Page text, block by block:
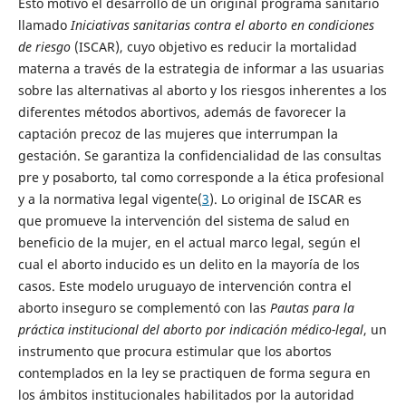
llamadoIniciativas sanitarias contra el aborto en condiciones
de riesgo(ISCAR), cuyo objetivo es reducir la mortalidad
materna a través de la estrategia de informar a las usuarias
sobre las alternativas al aborto y los riesgos inherentes a los
diferentes métodos abortivos, además de favorecer la
captación precoz de las mujeres que interrumpan la
gestación. Se garantiza la confidencialidad de las consultas
pre y posaborto, tal como corresponde a la ética profesional
y a la normativa legal vigente(3). Lo original de ISCAR es
que promueve la intervención del sistema de salud en
beneficio de la mujer, en el actual marco legal, según el
cual el aborto inducido es un delito en la mayoría de los
casos. Este modelo uruguayo de intervención contra el
aborto inseguro se complementó con las Pautas para la
práctica institucional del aborto por indicación médico-legal, un
instrumento que procura estimular que los abortos
contemplados en la ley se practiquen de forma segura en
los ámbitos institucionales habilitados por la autoridad